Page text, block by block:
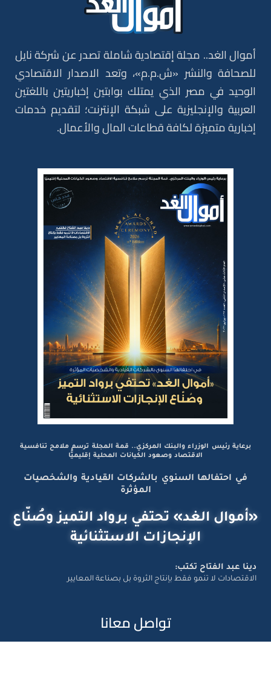
أموال الغد.. مجلة إقتصادية شاملة تصدر عن شركة نايل
للصحافة والنشر «ش.م.م»، وتعد الاصدار الاقتصادي
الوحيد في مصر الذي يمتلك بوابتين إخباريتين باللغتين
العربية والإنجليزية على شبكة الإنترنت؛ لتقديم خدمات
إخبارية متميزة لكافة قطاعات المال والأعمال.
برعاية رئيس الوزراء والبنك المركزي.. قمة المجلة ترسم ملامح تنافسية
الاقتصاد وصعود الكيانات المحلية إقليميًّا
في احتفالها السنوي بالشركات القيادية والشخصيات
المؤثرة
«أموال الغد» تحتفي برواد التميز وصُنّاع
الإنجازات الاستثنائية
دينا عبد الفتاح تكتب:
الاقتصادات لا تنمو فقط بإنتاج الثروة بل بصناعة المعايير
تواصل معانا